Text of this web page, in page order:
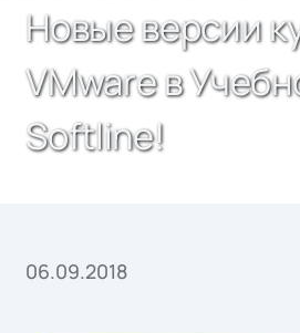
Новые версии
VMware в
Softline!
06.09.2018